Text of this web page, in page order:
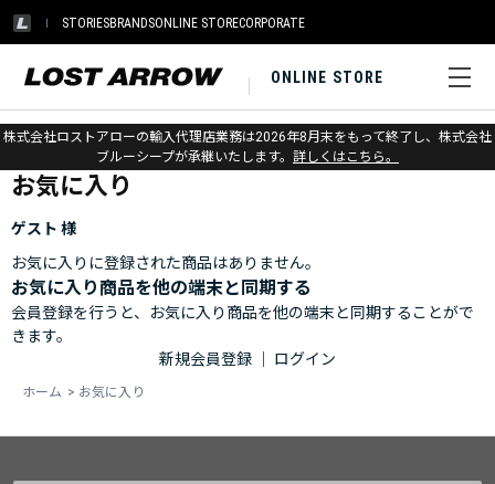
STORIESBRANDSONLINE STORECORPORATE
ONLINE STORE
株式会社ロストアローの輸入代理店業務は2026年8月末をもって終了し、株式会社
ブルーシープが承継いたします。 詳しくはこちら。
ホーム > お気に入り
お気に入り
ゲスト 様
お気に入りに登録された商品はありません。
お気に入り商品を他の端末と同期する
会員登録を行うと、お気に入り商品を他の端末と同期することがで
きます。
新規会員登録
ログイン
ホーム > お気に入り